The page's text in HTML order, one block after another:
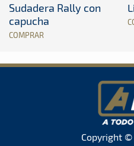
Sudadera Rally con
capucha
COMPRAR
Copyright ©